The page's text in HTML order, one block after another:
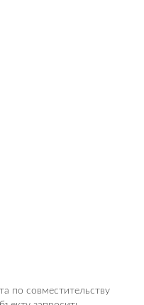
по совместительству